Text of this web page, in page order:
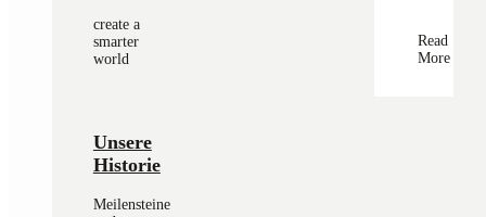
create a
smarter
world
Unsere
Historie
Meilensteine
Read
More